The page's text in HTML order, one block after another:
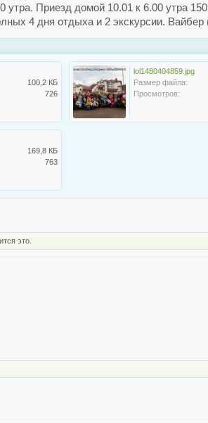
утра. Приезд домой 10.01 к 6.00 утра
4 дня отдыха и 2 экскурсии. Вайбер
100,2 КБ
726
lol1480404859.jpg
Размер файла:
Просмотров:
169,8 КБ
763
это.